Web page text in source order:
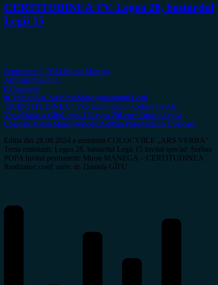
CERTITUDINEA TV. Legea 28, bastardul
Legii 15
September 3, 2024 Miron Manega
ArhivaEmisiuni tv
0 Comment
#CertitudineaTv#MironManegabastardul Legii
15CERTITUDINEA TVcertitudinea.comColocviile Ars
VerbaDaniela GîfuLegea 15Legea 28Legea BrucanLegea
CojocaruMiron ManegaortodoxȘerban PopaVarianta Cojocaru
Ediția din 28.08.2024 a emisiunii COLOCVIILE „ARS VERBA”
Tema emisiunii: Legea 28, bastardul Legii 15 Invitat special: Șerban
POPA Invitat permanent: Miron MANEGA – CERTITUDINEA
Realizator: conf. univ. dr. Daniela GÎFU